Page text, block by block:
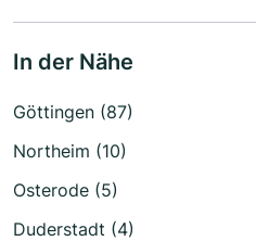
In der Nähe
Göttingen (87)
Northeim (10)
Osterode (5)
Duderstadt (4)